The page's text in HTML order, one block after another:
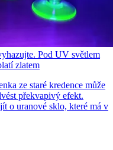
Pod UV světlem
zlatem
ze staré kredence může
překvapivý efekt.
o uranové sklo, které má v